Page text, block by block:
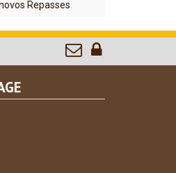
Repasses